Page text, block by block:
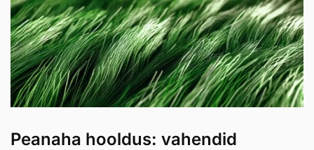
Peanaha hooldus: vahendid